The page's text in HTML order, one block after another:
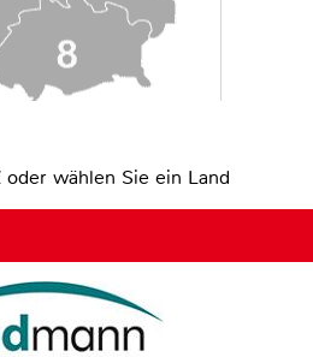
wählen Sie ein Land